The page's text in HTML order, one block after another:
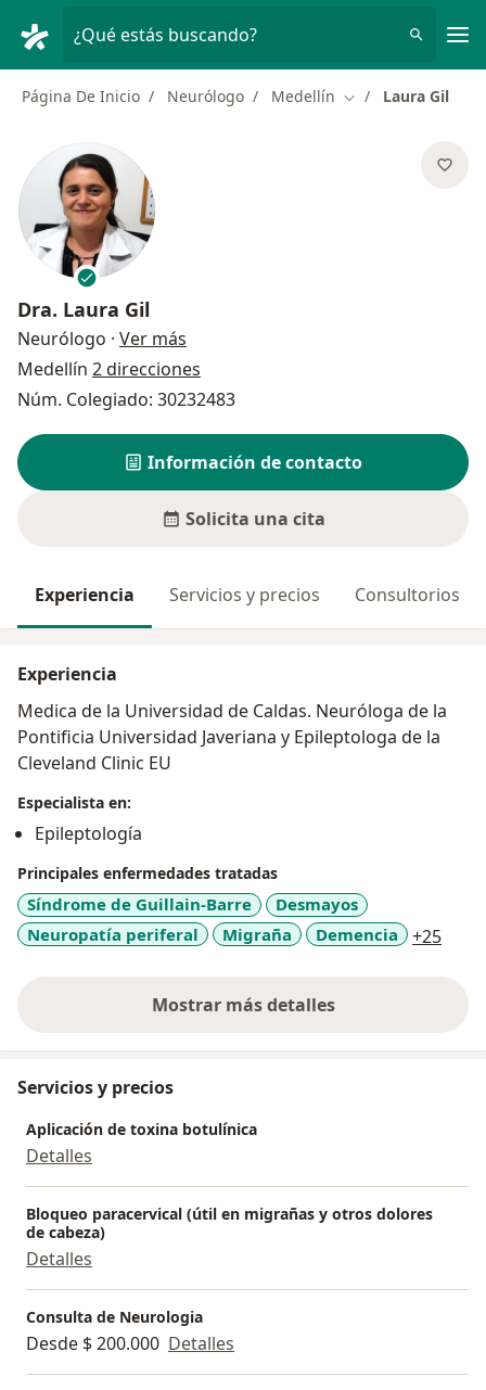
¿Qué estás buscando?
Página De Inicio Neurólogo Medellín Cambiar de ciudad
Laura Gil
Dra. Laura Gil
Neurólogo · Ver más
Medellín 2 direcciones
Núm. Colegiado: 30232483
Información de contacto
Solicita una cita
Experiencia Servicios y precios Consultorios
Experiencia
Medica de la Universidad de Caldas. Neuróloga de la
Pontificia Universidad Javeriana y Epileptologa de la
Cleveland Clinic EU
Especialista en:
Epileptología
Principales enfermedades tratadas
Síndrome de Guillain-Barre
Desmayos
Neuropatía periferal
Migraña Demencia +25
Mostrar más detalles
sobre la experiencia
Servicios y precios
Aplicación de toxina botulínica
Detalles
Bloqueo paracervical (útil en migrañas y otros dolores
de cabeza)
Detalles
Consulta de Neurologia
Desde $ 200.000 Detalles